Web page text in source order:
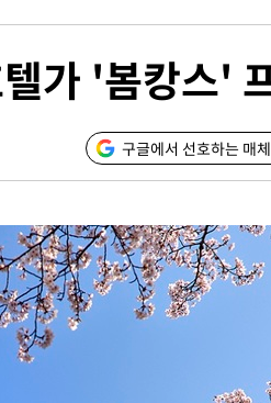
차
가 '봄캉스'
구글에서 선호하는 매